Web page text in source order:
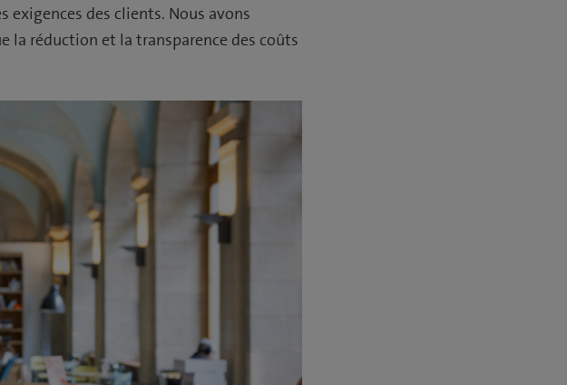
exigences des clients. Nous avons
la réduction et la transparence des coûts